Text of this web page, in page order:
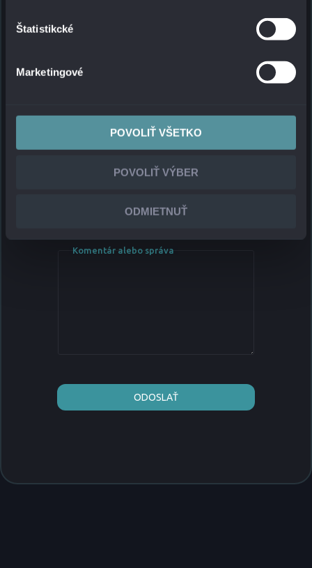
Štatistikcké
Marketingové
POVOLIŤ VŠETKO
POVOLIŤ VÝBER
ODMIETNUŤ
Telefónne číslo*
Spoločnosť*
Komentár alebo správa
ODOSLAŤ